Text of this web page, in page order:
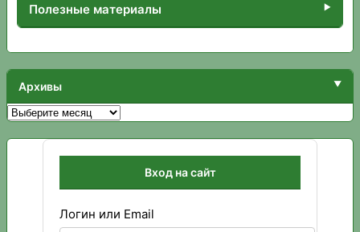
Полезные материалы
Архивы
Архивы
Вход на сайт
Логин или Email